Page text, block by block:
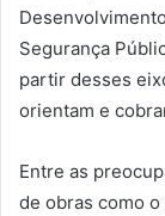
Segurança
partir desses
orientam e
Entre as
de obras como